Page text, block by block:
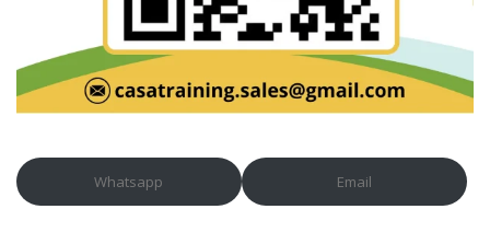
Whatsapp Email